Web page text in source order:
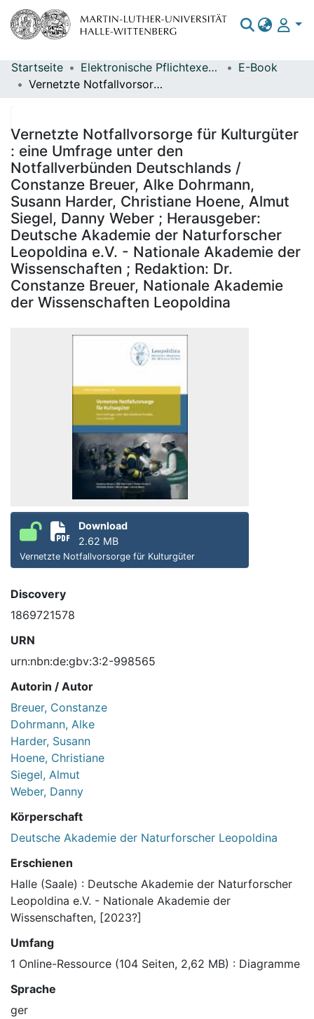
Bereiche & Sammlungen
Statistiken
Startseite Elektronische Pflichtexemplare
E-Book
Vernetzte Notfallvorsorge für Kulturgüter : eine Umfrage unter den Notfallverbünden Deutschlands / Constanze Breuer, Alke Dohrmann, Susann Harder, Christiane Hoene, Almut Siegel, Danny Weber ; Herausgeber: Deutsche Akademie der Naturforscher Leopoldina e.V. - Nationale Akademie der Wissenschaften ; Redaktion: Dr. Constanze Breuer, Nationale Akademie der Wissenschaften Leopoldina
Vernetzte Notfallvorsorge für Kulturgüter
: eine Umfrage unter den
Notfallverbünden Deutschlands /
Constanze Breuer, Alke Dohrmann,
Susann Harder, Christiane Hoene, Almut
Siegel, Danny Weber ; Herausgeber:
Deutsche Akademie der Naturforscher
Leopoldina e.V. - Nationale Akademie der
Wissenschaften ; Redaktion: Dr.
Constanze Breuer, Nationale Akademie
der Wissenschaften Leopoldina
Download
2.62 MB
Vernetzte Notfallvorsorge für Kulturgüter
Discovery
1869721578
URN
urn:nbn:de:gbv:3:2-998565
Autorin / Autor
Breuer, Constanze
Dohrmann, Alke
Harder, Susann
Hoene, Christiane
Siegel, Almut
Weber, Danny
Körperschaft
Deutsche Akademie der Naturforscher Leopoldina
Erschienen
Halle (Saale) : Deutsche Akademie der Naturforscher
Leopoldina e.V. - Nationale Akademie der
Wissenschaften, [2023?]
Umfang
1 Online-Ressource (104 Seiten, 2,62 MB) : Diagramme
Sprache
ger